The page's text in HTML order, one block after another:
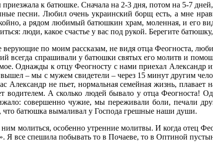
приезжала к батюшке. Сначала на 2-3 дня, потом на 5-7
песни. Любил очень украинский борщ есть, а мне
а рядом любимый батюшкин храм, моленная, и его
люди, какое счастье у вас под рукой. Берегите
по моим рассказам, не видя отца Феогноста,
всегда спрашивали у батюшки святых его молитв и
Однажды к отцу Феогносту с нами приехал Александр
– мы с мужем свидетели – через 15 минут другим
Александр не пьет, нормальная семейная жизнь,
водителем. А сколько людей бывало у отца Феогноста!
совершенно чужие, мы переживали боли, печали
что батюшка вымаливал у Господа грешные наши души.
молиться, особенно утренние молитвы. И когда отец
все спешила побывать то в Почаеве, то в Оптиной